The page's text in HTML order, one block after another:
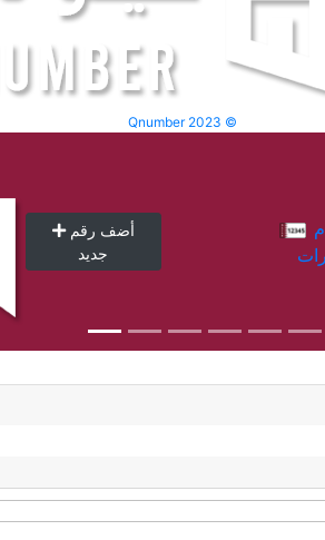
Qnumber 2023 ©
أضف رقم
جديد